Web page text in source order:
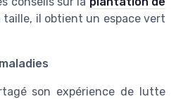
taille, il obtient un espace vert
son expérience de lutte